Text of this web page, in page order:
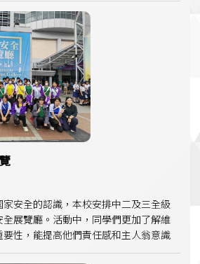
安全的認識，本校安排中二及三全級
全展覽廳。活動中，同學們更加了解維
要性，能提高他們責任感和主人翁意識